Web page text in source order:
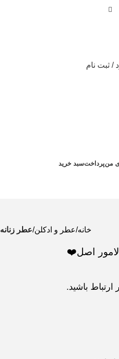
/ ثبت نام
منپرداختسبد خرید
خانه عطر و ادکلن عطر زنانه
لامور اصل❤️
باشید.